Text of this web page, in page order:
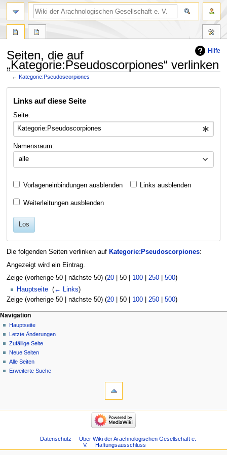
Hilfe
Seiten, die auf
„Kategorie:Pseudoscorpiones“ verlinken
←Kategorie:Pseudoscorpiones
Navigation
Suche
Links auf diese Seite
Seite:
Namensraum:
alle
Vorlageneinbindungen ausblenden Links ausblenden
Weiterleitungen ausblenden
Los
Die folgenden Seiten verlinken auf Kategorie:Pseudoscorpiones:
Angezeigt wird ein Eintrag.
Zeige (vorherige 50| nächste 50) (20| 50| 100| 250| 500)
Hauptseite (← Links)
Zeige (vorherige 50| nächste 50) (20| 50| 100| 250| 500)
Navigation
Hauptseite
Letzte Änderungen
Zufällige Seite
Neue Seiten
Alle Seiten
Erweiterte Suche
Datenschutz
Über Wiki der Arachnologischen Gesellschaft e.
V.
Haftungsausschluss